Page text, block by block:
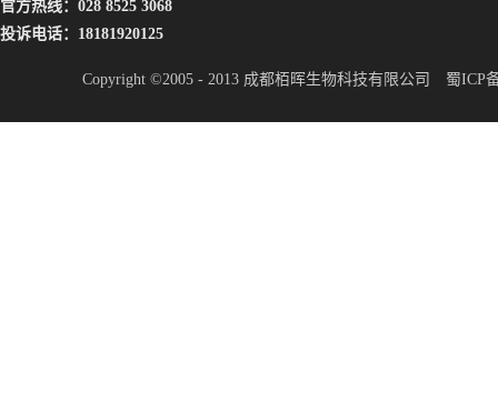
官方热线：028 8525 3068
投诉电话：18181920125
Copyright ©2005 - 2013 成都栢晖生物科技有限公司 蜀ICP